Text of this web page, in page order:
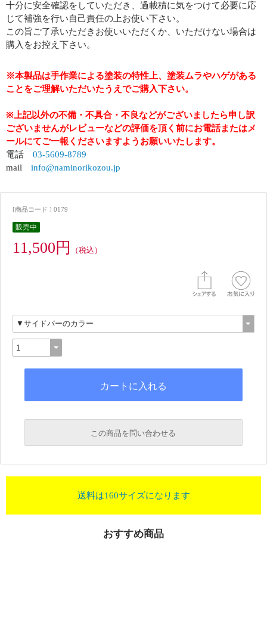
十分に安全確認をしていただき、過載積に気をつけて必要に応
じて補強を行い自己責任の上お使い下さい。
この旨ご了承いただきお使いいただくか、いただけない場合は
購入をお控え下さい。
※本製品は手作業による塗装の特性上、塗装ムラやハゲがある
ことをご理解いただいたうえでご購入下さい。
※上記以外の不備・不具合・不良などがございましたら申し訳
ございませんがレビューなどの評価を頂く前にお電話またはメ
ールにてご一報くださいますようお願いいたします。
電話 03-5609-8789
mail info@naminorikozou.jp
[商品コード ] 0179
販売中
11,500円 （税込）
この商品を問い合わせる
送料は160サイズになります
おすすめ商品